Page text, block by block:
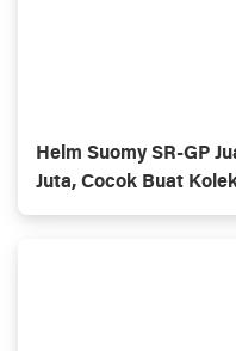
Helm Suomy SR-GP
Juta, Cocok Buat